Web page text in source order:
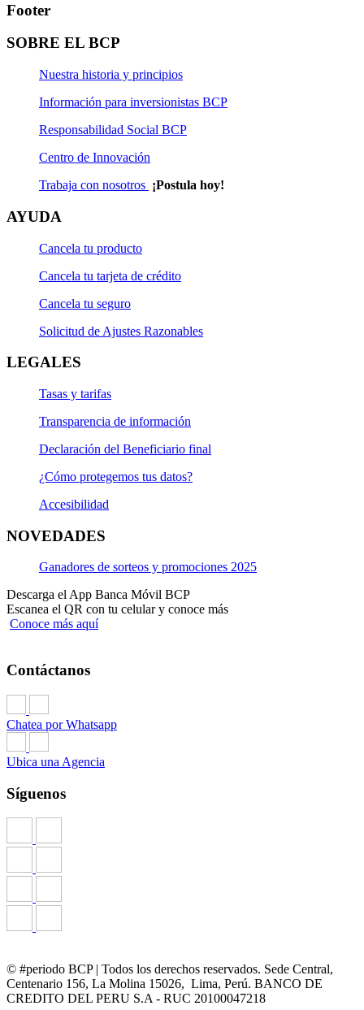
Footer
SOBRE EL BCP
Nuestra historia y principios
Información para inversionistas BCP
Responsabilidad Social BCP
Centro de Innovación
Trabaja con nosotros ¡Postula hoy!
AYUDA
Cancela tu producto
Cancela tu tarjeta de crédito
Cancela tu seguro
Solicitud de Ajustes Razonables
LEGALES
Tasas y tarifas
Transparencia de información
Declaración del Beneficiario final
¿Cómo protegemos tus datos?
Accesibilidad
NOVEDADES
Ganadores de sorteos y promociones 2025
Descarga el App Banca Móvil BCP
Escanea el QR con tu celular y conoce más
Conoce más aquí
Contáctanos
Chatea por Whatsapp
Ubica una Agencia
Síguenos
© #periodo BCP | Todos los derechos reservados. Sede Central,
Centenario 156, La Molina 15026, Lima, Perú. BANCO DE
CREDITO DEL PERU S.A - RUC 20100047218